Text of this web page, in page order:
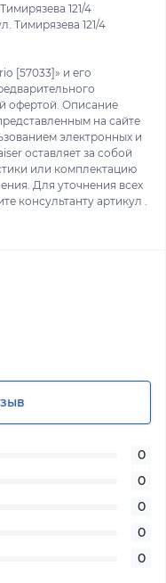
121/4
Тимирязева 121/4
[57033]» и его
офертой. Описание
на сайте
электронных и
оставляет за собой
или комплектацию
Для уточнения всех
консультанту артикул .
0
0
0
0
0